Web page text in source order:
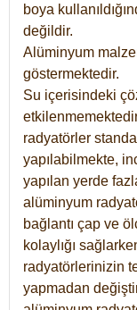
boya
değildir.
Alüminyum
göstermektedir.
Su içerisindeki
radyatörler
yapılabilmekte,
yapılan yerde
alüminyum
bağlantı çap ve
kolaylığı
radyatörlerinizin
yapmadan